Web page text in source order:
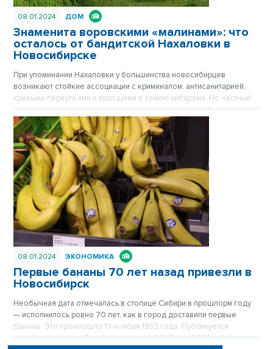
08.01.2024 ДОМ
Знаменита воровскими «малинами»: что
осталось от бандитской Нахаловки в
Новосибирске
При упоминании Нахаловки у большинства новосибирцев
возникают стойкие ассоциации с криминалом, антисанитарией,
кривыми переулками и вросшими в землю хибарами. Но частный
сектор Нахаловки, где сильны правила рабочей слободки, уже не
тот, что прежде. Дома здесь примерили одежду из сайдинга, есть
водопровод, проводится газ. Здесь даже родился самый
легендарный герой Новосибирска, но инвесторы все еще
обходят стороной близкую к Оби территорию. Публикуется
повторно в цикле «Лучшие материалы VN.RU за 2023 год».
08.01.2024 ЭКОНОМИКА
Первые бананы 70 лет назад привезли в
Новосибирск
Необычная дата отмечалась в столице Сибири в прошлорм году
— исполнилось ровно 70 лет, как в город доставили первые
бананы. Это произошло 19 ноября 1953 года. Публикуется
повторно в цикле «Лучшие материалы VN.RU за 2023 год».